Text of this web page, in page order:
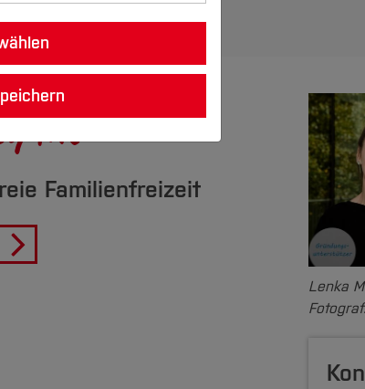
Familienfreizeit
Lenka